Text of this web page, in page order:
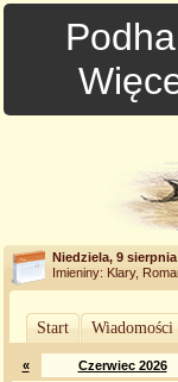
Niedziela, 9 sierpnia
Imieniny: Klary,
Start Wiadomości
« Czerwiec 2026